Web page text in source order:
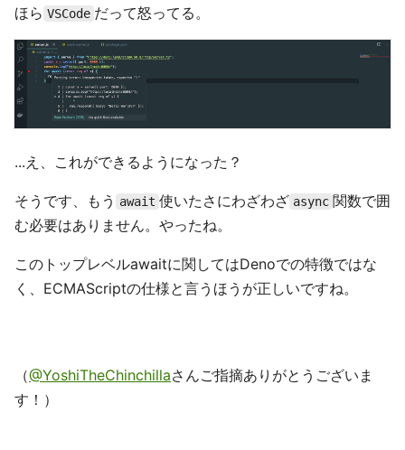
ほら VSCode だって怒ってる。
...え、これができるようになった？
そうです、もう await 使いたさにわざわざ async 関数で囲
む必要はありません。やったね。
このトップレベルawaitに関してはDenoでの特徴ではな
く、ECMAScriptの仕様と言うほうが正しいですね。
（@YoshiTheChinchillaさんご指摘ありがとうございま
す！）